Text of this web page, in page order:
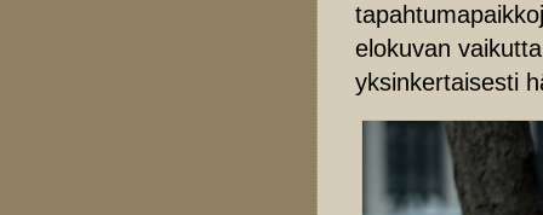
elokuvan
yksinkertaisesti